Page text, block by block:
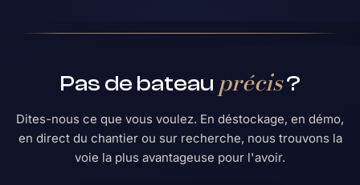
Pas de bateau précis?
Dites-nous ce que vous voulez. En déstockage, en démo,
en direct du chantier ou sur recherche, nous trouvons la
voie la plus avantageuse pour l'avoir.